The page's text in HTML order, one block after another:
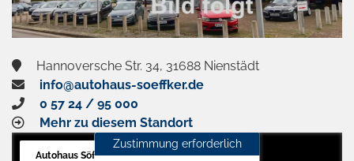
Hannoversche Str. 34, 31688 Nienstädt
info@autohaus-soeffker.de
0 57 24 / 95 000
Mehr zu diesem Standort
Autohaus Söffker GmbH
Zustimmung erforderlich